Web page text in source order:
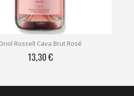
Rossell Cava Brut Rosé
13,30 €